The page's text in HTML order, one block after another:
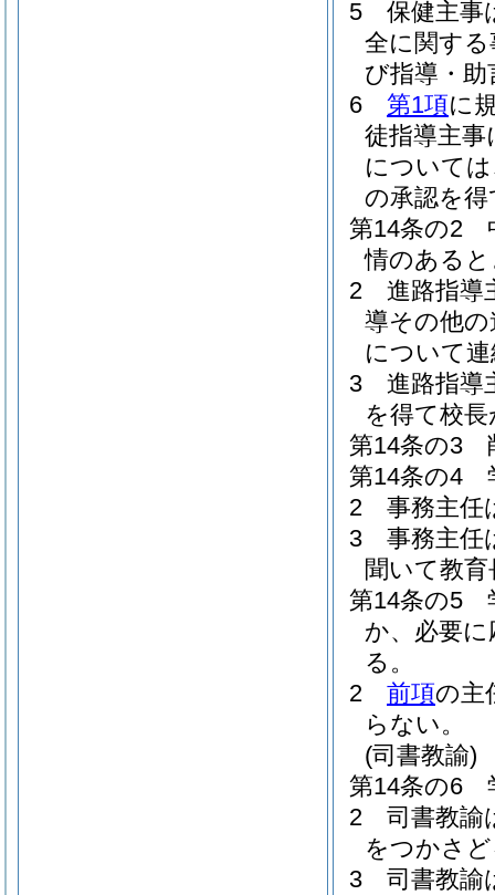
5
保健主事
全に関す
び指導・
6
第1項に
徒指導主
について
の承認を
第14条の2
情のある
2
進路指導
導その他
について
3
進路指導
を得て校
第14条の3
第14条の4
2
事務主任
3
事務主任
聞いて教
第14条の5
か、必要
る。
2
前項の主
らない。
(司書教諭)
第14条の6
2
司書教諭
をつかさ
3
司書教諭